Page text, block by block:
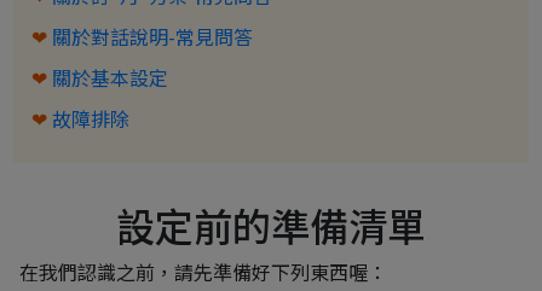
❤ 關於對話說明-常見問答
❤ 關於基本設定
❤故障排除
設定前的準備清單
在我們認識之前，請先準備好下列東西喔：